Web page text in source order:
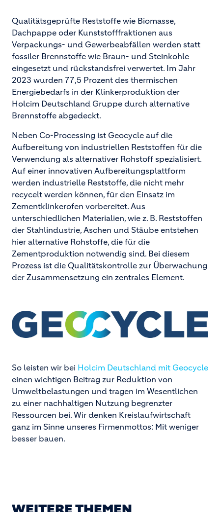
Qualitätsgeprüfte Reststoffe wie Biomasse,
Dachpappe oder Kunststofffraktionen aus
Verpackungs- und Gewerbeabfällen werden statt
fossiler Brennstoffe wie Braun- und Steinkohle
eingesetzt und rückstandsfrei verwertet. Im Jahr
2023 wurden 77,5 Prozent des thermischen
Energiebedarfs in der Klinkerproduktion der
Holcim Deutschland Gruppe durch alternative
Brennstoffe abgedeckt.
Neben Co-Processing ist Geocycle auf die
Aufbereitung von industriellen Reststoffen für die
Verwendung als alternativer Rohstoff spezialisiert.
Auf einer innovativen Aufbereitungsplattform
werden industrielle Reststoffe, die nicht mehr
recycelt werden können, für den Einsatz im
Zementklinkerofen vorbereitet. Aus
unterschiedlichen Materialien, wie z. B. Reststoffen
der Stahlindustrie, Aschen und Stäube entstehen
hier alternative Rohstoffe, die für die
Zementproduktion notwendig sind. Bei diesem
Prozess ist die Qualitätskontrolle zur Überwachung
der Zusammensetzung ein zentrales Element.
So leisten wir bei Holcim Deutschland mit Geocycle
einen wichtigen Beitrag zur Reduktion von
Umweltbelastungen und tragen im Wesentlichen
zu einer nachhaltigen Nutzung begrenzter
Ressourcen bei. Wir denken Kreislaufwirtschaft
ganz im Sinne unseres Firmenmottos: Mit weniger
besser bauen.